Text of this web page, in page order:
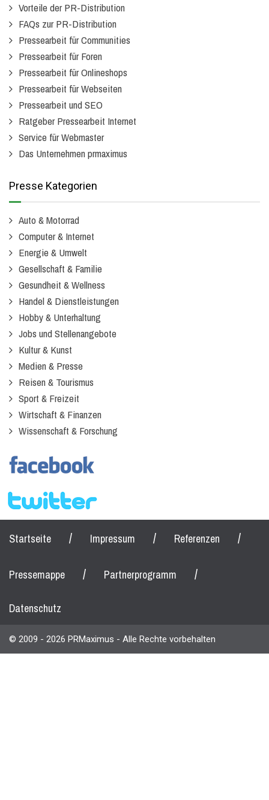
Vorteile der PR-Distribution
FAQs zur PR-Distribution
Pressearbeit für Communities
Pressearbeit für Foren
Pressearbeit für Onlineshops
Pressearbeit für Webseiten
Pressearbeit und SEO
Ratgeber Pressearbeit Internet
Service für Webmaster
Das Unternehmen prmaximus
Presse Kategorien
Auto & Motorrad
Computer & Internet
Energie & Umwelt
Gesellschaft & Familie
Gesundheit & Wellness
Handel & Dienstleistungen
Hobby & Unterhaltung
Jobs und Stellenangebote
Kultur & Kunst
Medien & Presse
Reisen & Tourismus
Sport & Freizeit
Wirtschaft & Finanzen
Wissenschaft & Forschung
Startseite / Impressum / Referenzen /
Pressemappe / Partnerprogramm /
Datenschutz
© 2009 - 2026 PRMaximus - Alle Rechte vorbehalten